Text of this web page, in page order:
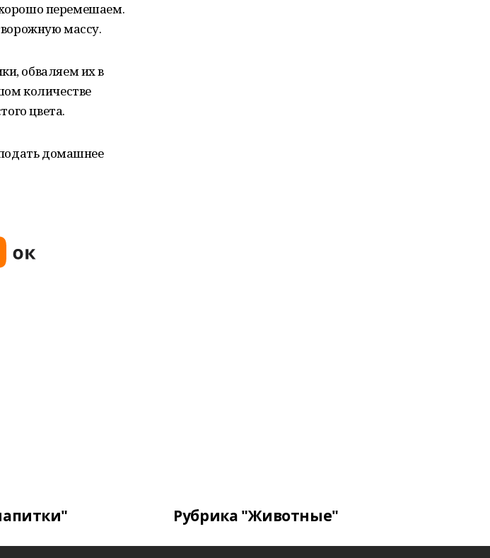
хорошо перемешаем.
массу.
обваляем их в
количестве
цвета.
домашнее
Рубрика "Животные"